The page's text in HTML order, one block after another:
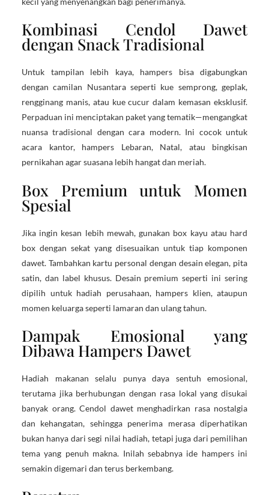
Kombinasi Cendol Dawet
dengan Snack Tradisional
Untuk tampilan lebih kaya, hampers bisa digabungkan
dengan camilan Nusantara seperti kue semprong, geplak,
rengginang manis, atau kue cucur dalam kemasan eksklusif.
Perpaduan ini menciptakan paket yang tematik—mengangkat
nuansa tradisional dengan cara modern. Ini cocok untuk
acara kantor, hampers Lebaran, Natal, atau bingkisan
pernikahan agar suasana lebih hangat dan meriah.
Box Premium untuk Momen
Spesial
Jika ingin kesan lebih mewah, gunakan box kayu atau hard
box dengan sekat yang disesuaikan untuk tiap komponen
dawet. Tambahkan kartu personal dengan desain elegan, pita
satin, dan label khusus. Desain premium seperti ini sering
dipilih untuk hadiah perusahaan, hampers klien, ataupun
momen keluarga seperti lamaran dan ulang tahun.
Dampak Emosional yang
Dibawa Hampers Dawet
Hadiah makanan selalu punya daya sentuh emosional,
terutama jika berhubungan dengan rasa lokal yang disukai
banyak orang. Cendol dawet menghadirkan rasa nostalgia
dan kehangatan, sehingga penerima merasa diperhatikan
bukan hanya dari segi nilai hadiah, tetapi juga dari pemilihan
tema yang penuh makna. Inilah sebabnya ide hampers ini
semakin digemari dan terus berkembang.